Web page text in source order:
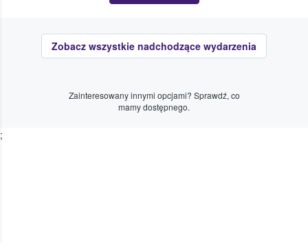
Zobacz wszystkie nadchodzące wydarzenia
Zainteresowany innymi opcjami? Sprawdź, co
mamy dostępnego.
;